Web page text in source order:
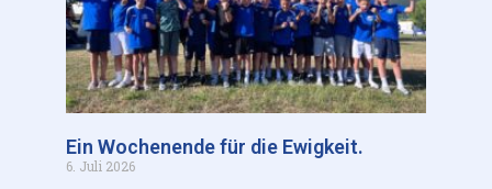
Ein Wochenende für die Ewigkeit.
6. Juli 2026